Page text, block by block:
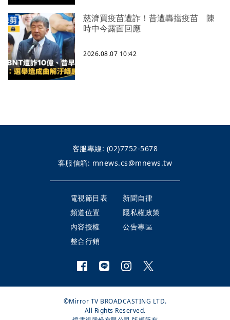
慈濟買疫苗遭詐！昔遭轟擋疫苗 陳
時中今露面回應
2026.08.07 10:42
客服專線: (02)7752-5678
客服信箱: mnews.cs@mnews.tw
電視節目表
新聞自律
頻道位置
隱私權政策
內容授權
公告專區
整合行銷
©Mirror TV BROADCASTING LTD.
All Rights Reserved.